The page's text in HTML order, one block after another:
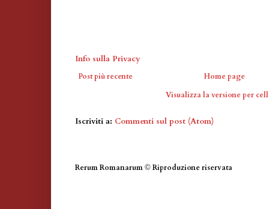
Info sulla Privacy
Post più recente
Home page
Visualizza la versione per
Iscriviti a: Commenti sul post (Atom)
Rerum Romanarum © Riproduzione riservata